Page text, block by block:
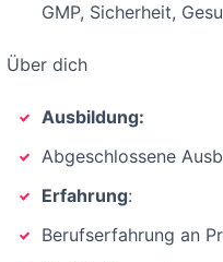
GMP, Sicherheit,
Über dich
Ausbildung:
Abgeschlossene
Erfahrung:
Berufserfahrung an